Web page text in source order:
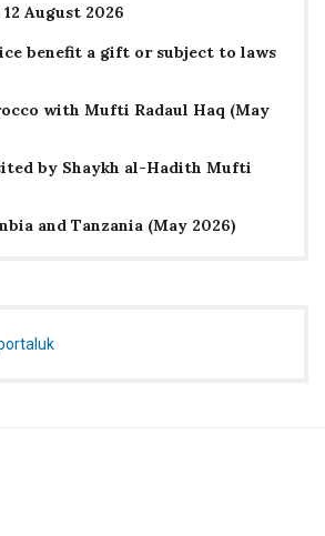
August 2026
benefit a gift or subject to laws
with Mufti Radaul Haq (May
by Shaykh al-Hadith Mufti
and Tanzania (May 2026)